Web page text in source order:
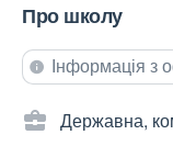
Про школу
Інформація з
Державна,